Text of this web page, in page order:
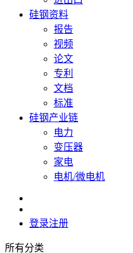
硅钢资料
报告
视频
论文
专利
文档
标准
硅钢产业链
电力
变压器
家电
电机/微电机
登录注册
所有分类